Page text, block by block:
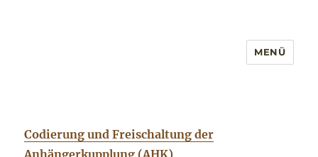
MENÜ
Codierung und Freischaltung der
Anhängerkupplung (AHK)